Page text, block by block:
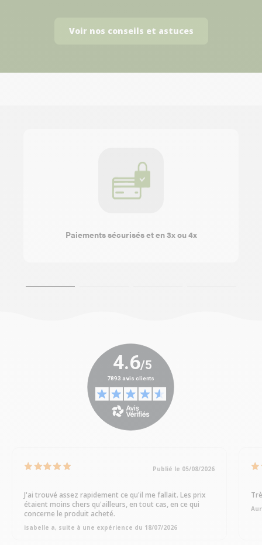
Voir nos conseils et astuces
Paiements sécurisés et en 3x ou 4x
Publié le 05/08/2026
J'ai trouvé assez rapidement ce qu'il me fallait. Les prix
étaient moins chers qu'ailleurs, en tout cas, en ce qui
concerne le produit acheté.
isabelle a, suite à une expérience du 18/07/2026